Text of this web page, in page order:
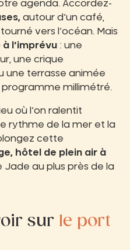
agenda. Accordez-
autour d’un café,
vers l’océan. Mais
l’imprévu : une
une crique
une terrasse animée
programme millimétré.
où l’on ralentit
rythme de la mer et la
cette
hôtel de plein air à
Jade au plus près de la
sur le port